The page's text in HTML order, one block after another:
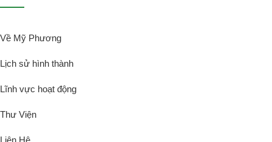
Về Mỹ Phương
Lịch sử hình thành
Lĩnh vực hoạt động
Thư Viện
Liên Hệ